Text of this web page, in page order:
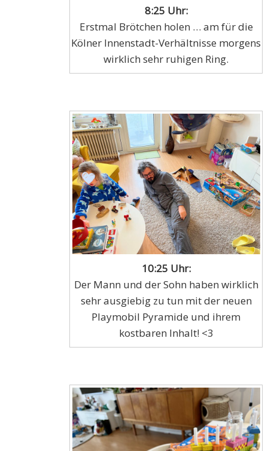
8:25 Uhr:
Erstmal Brötchen holen … am für die
Kölner Innenstadt-Verhältnisse morgens
wirklich sehr ruhigen Ring.
10:25 Uhr:
Der Mann und der Sohn haben wirklich
sehr ausgiebig zu tun mit der neuen
Playmobil Pyramide und ihrem
kostbaren Inhalt! <3